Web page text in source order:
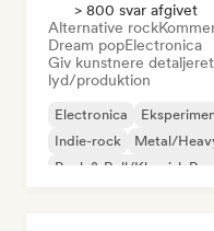
> 800 svar afgivet
Alternative rock
Dream popElectronica
Giv kunstnere
lyd/produktion
Electronica
Indie-rock
Metal/
Rock & Roll/Klassisk